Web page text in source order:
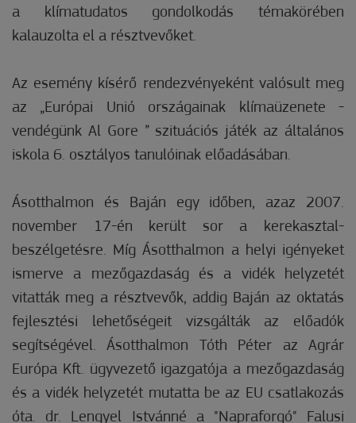
a klímatudatos gondolkodás témakörében
kalauzolta el a résztvevőket.
Az esemény kísérő rendezvényeként valósult meg
az „Európai Unió országainak klímaüzenete -
vendégünk Al Gore ” szituációs játék az általános
iskola 6. osztályos tanulóinak előadásában.
Ásotthalmon és Baján egy időben, azaz 2007.
november 17-én került sor a kerekasztal-
beszélgetésre. Míg Ásotthalmon a helyi igényeket
ismerve a mezőgazdaság és a vidék helyzetét
vitatták meg a résztvevők, addig Baján az oktatás
fejlesztési lehetőségeit vizsgálták az előadók
segítségével. Ásotthalmon Tóth Péter az Agrár
Európa Kft. ügyvezető igazgatója a mezőgazdaság
és a vidék helyzetét mutatta be az EU csatlakozás
óta. dr. Lengyel Istvánné a "Napraforgó" Falusi